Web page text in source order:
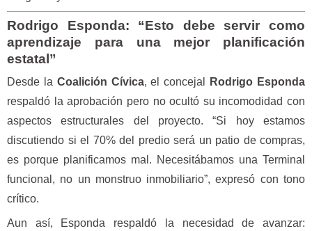
Rodrigo Esponda: “Esto debe servir como
aprendizaje para una mejor planificación
estatal”
Desde la Coalición Cívica, el concejal
Rodrigo Esponda
respaldó la aprobación pero no ocultó su incomodidad con
aspectos estructurales del proyecto. “Si hoy estamos
discutiendo si el 70% del predio será un patio de compras,
es porque planificamos mal. Necesitábamos una Terminal
funcional, no un monstruo inmobiliario”, expresó con tono
crítico.
Aun así, Esponda respaldó la necesidad de avanzar: